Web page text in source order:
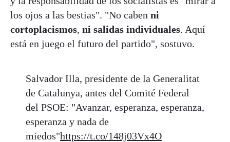
los ojos a las bestias". "No caben ni
cortoplacismos, ni salidas individuales. Aquí
está en juego el futuro del partido", sostuvo.
Salvador Illa, presidente de la Generalitat
de Catalunya, antes del Comité Federal
del PSOE: "Avanzar, esperanza, esperanza,
esperanza y nada de
miedos"https://t.co/148j03Vx4O